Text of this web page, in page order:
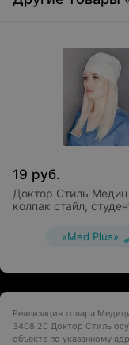
19 руб.
Доктор Стиль
колпак стайл,
«Med Plus»
Реализация товара
3408.20 Доктор Стиль
объекте по указанному